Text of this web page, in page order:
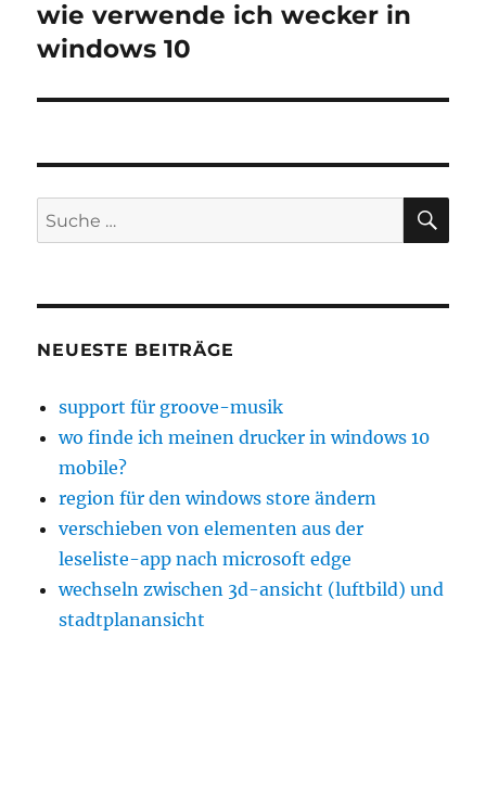
Nächster
Beitrag:
wie verwende ich wecker in
windows 10
Suche
nach:
NEUESTE BEITRÄGE
support für groove-musik
wo finde ich meinen drucker in windows 10
mobile?
region für den windows store ändern
verschieben von elementen aus der
leseliste-app nach microsoft edge
wechseln zwischen 3d-ansicht (luftbild) und
stadtplanansicht